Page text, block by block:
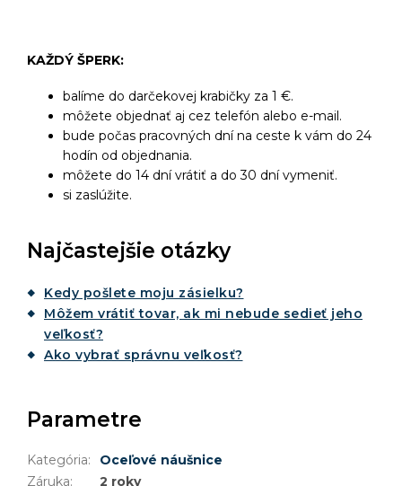
KAŽDÝ ŠPERK:
balíme do darčekovej krabičky za 1 €.
môžete objednať aj cez telefón alebo e-mail.
bude počas pracovných dní na ceste k vám do 24
hodín od objednania.
môžete do 14 dní vrátiť a do 30 dní vymeniť.
si zaslúžite.
Najčastejšie otázky
Kedy pošlete moju zásielku?
Môžem vrátiť tovar, ak mi nebude sedieť jeho
veľkosť?
Ako vybrať správnu veľkosť?
Parametre
Kategória:
Oceľové náušnice
Záruka: 2 roky